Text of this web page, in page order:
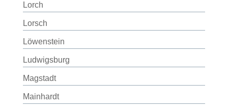
Lorch
Lorsch
Löwenstein
Ludwigsburg
Magstadt
Mainhardt